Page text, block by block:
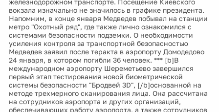
вокзала изначально не значилось в графике президента.
Напомним, в конце января Медведев побывал на станции
метро "Охотный ряд", где также лично ознакомился с
системами безопасности подземки. О необходимости
усиления контроля за транспортной безопасностью
Медведев заявил после теракта в аэропорту Домодедово
24 января, в котором погибли 36 человек. *** [b]В
международном аэропорту Шереметьево завершился
первый этап тестирования новой биометрической
системы безопасности "Бродвей 3D", [/b]основанной на
методе трехмерного сканирования лица. Она рассчитана
на сотрудников аэропорта и других организаций,
обеспечивающих работу аэропорта, а также сотрудников